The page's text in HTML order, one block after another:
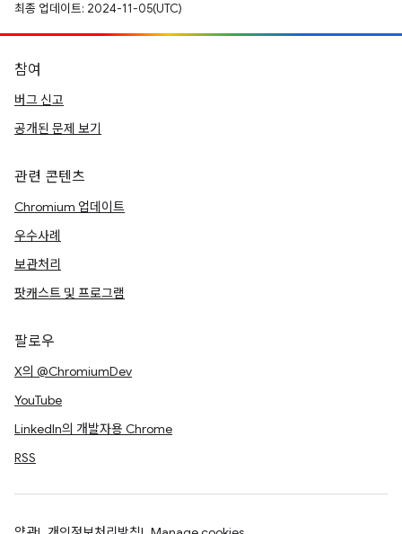
최종 업데이트: 2024-11-05(UTC)
참여
버그 신고
공개된 문제 보기
관련 콘텐츠
Chromium 업데이트
우수사례
보관처리
팟캐스트 및 프로그램
팔로우
X의 @ChromiumDev
YouTube
LinkedIn의 개발자용 Chrome
RSS